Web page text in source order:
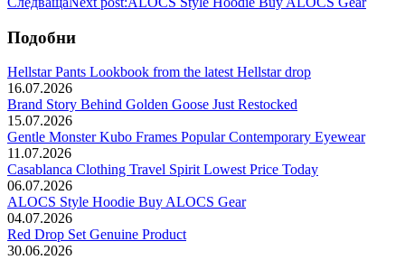
Подобни
Hellstar Pants Lookbook from the latest Hellstar drop
16.07.2026
Brand Story Behind Golden Goose Just Restocked
15.07.2026
Gentle Monster Kubo Frames Popular Contemporary Eyewear
11.07.2026
Casablanca Clothing Travel Spirit Lowest Price Today
06.07.2026
ALOCS Style Hoodie Buy ALOCS Gear
04.07.2026
Red Drop Set Genuine Product
30.06.2026